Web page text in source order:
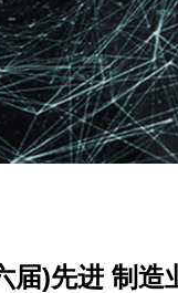
届)先进 制造